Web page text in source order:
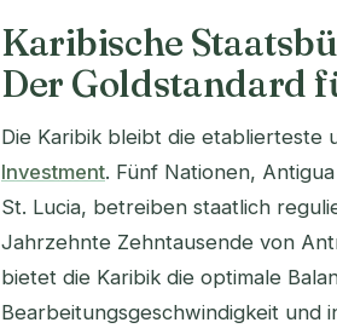
Karibische
Der Goldstandard
Die Karibik bleibt die etablierteste
Investment. Fünf Nationen,
St. Lucia, betreiben staatlich
Jahrzehnte Zehntausende von
bietet die Karibik die optimale
Bearbeitungsgeschwindigkeit und